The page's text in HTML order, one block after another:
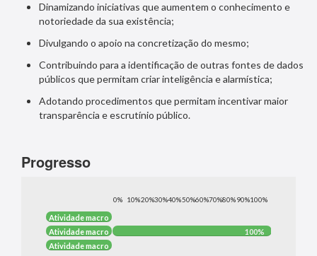
Dinamizando iniciativas que aumentem o conhecimento e
notoriedade da sua existência;
Divulgando o apoio na concretização do mesmo;
Contribuindo para a identificação de outras fontes de dados
públicos que permitam criar inteligência e alarmística;
Adotando procedimentos que permitam incentivar maior
transparência e escrutínio público.
Progresso
0% 10%20%30%40%50%60%70%80%90%100%
Atividade macro
1
%
Atividade macro
2
100%
Atividade macro %